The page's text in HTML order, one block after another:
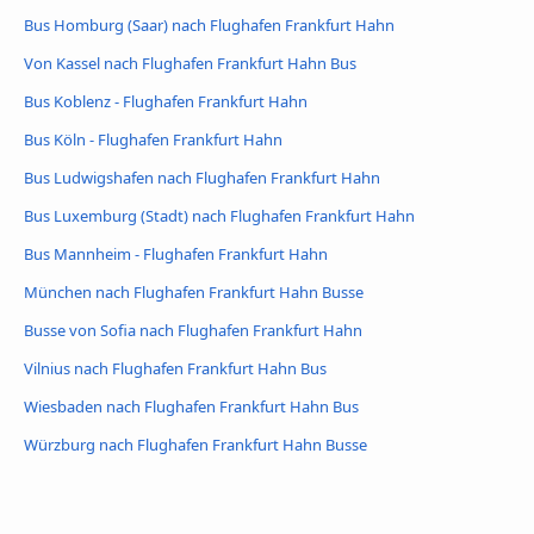
Bus Homburg (Saar) nach Flughafen Frankfurt Hahn
Von Kassel nach Flughafen Frankfurt Hahn Bus
Bus Koblenz - Flughafen Frankfurt Hahn
Bus Köln - Flughafen Frankfurt Hahn
Bus Ludwigshafen nach Flughafen Frankfurt Hahn
Bus Luxemburg (Stadt) nach Flughafen Frankfurt Hahn
Bus Mannheim - Flughafen Frankfurt Hahn
München nach Flughafen Frankfurt Hahn Busse
Busse von Sofia nach Flughafen Frankfurt Hahn
Vilnius nach Flughafen Frankfurt Hahn Bus
Wiesbaden nach Flughafen Frankfurt Hahn Bus
Würzburg nach Flughafen Frankfurt Hahn Busse